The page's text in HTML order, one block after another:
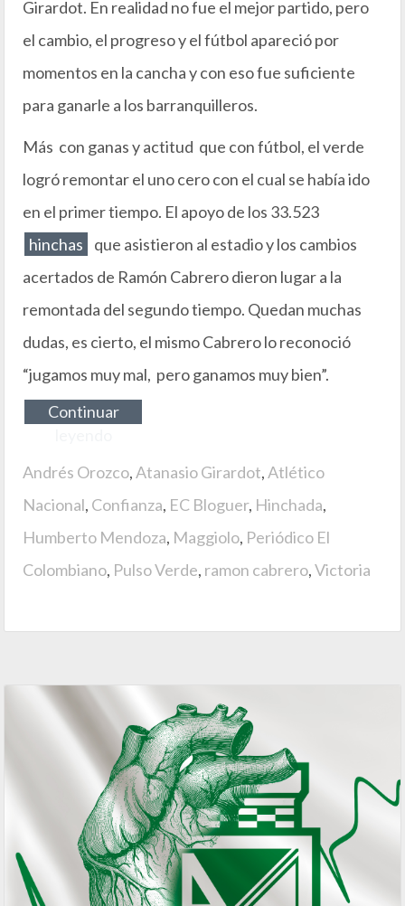
Girardot. En realidad no fue el mejor partido, pero
el cambio, el progreso y el fútbol apareció por
momentos en la cancha y con eso fue suficiente
para ganarle a los barranquilleros.
Más con ganas y actitud que con fútbol, el verde
logró remontar el uno cero con el cual se había ido
en el primer tiempo. El apoyo de los 33.523
hinchas
que asistieron al estadio y los cambios
acertados de Ramón Cabrero dieron lugar a la
remontada del segundo tiempo. Quedan muchas
dudas, es cierto, el mismo Cabrero lo reconoció
“jugamos muy mal, pero ganamos muy bien”.
Continuar
Andrés Orozco,Atanasio Girardot,Atlético
Nacional, Confianza, EC Bloguer, Hinchada,
Humberto Mendoza, Maggiolo, Periódico El
Colombiano, Pulso Verde, ramon cabrero,Victoria